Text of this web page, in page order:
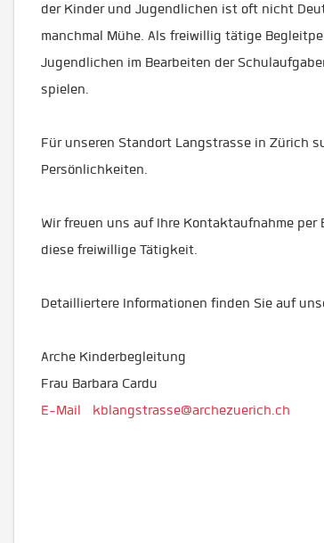
der Kinder und Jugendlichen ist oft nicht
manchmal Mühe. Als freiwillig tätige
Jugendlichen im Bearbeiten der
spielen.
Für unseren Standort Langstrasse in Zürich
Persönlichkeiten.
Wir freuen uns auf Ihre Kontaktaufnahme
diese freiwillige Tätigkeit.
Detailliertere Informationen finden Sie auf
Arche Kinderbegleitung
Frau Barbara Cardu
E-Mail
kblangstrasse@archezuerich.ch